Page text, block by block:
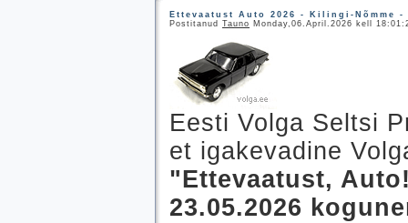
Ettevaatust Auto 2026 - Kilingi-Nõmme
Postitanud Tauno Monday,06.April.2026 kell
Eesti Volga Seltsi
et igakevadine
"Ettevaatust,
23.05.2026